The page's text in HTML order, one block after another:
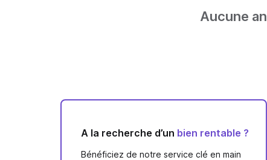
Aucune
A la recherche d’un bien rentable ?
Bénéficiez de notre service clé en main